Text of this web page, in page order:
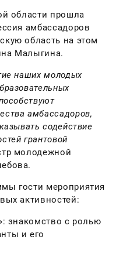
области прошла
амбассадоров
область на этом
Малыгина.
наших молодых
амбассадоров,
содействие
грантовой
молодежной
гости мероприятия
активностей:
знакомство с ролью
и его